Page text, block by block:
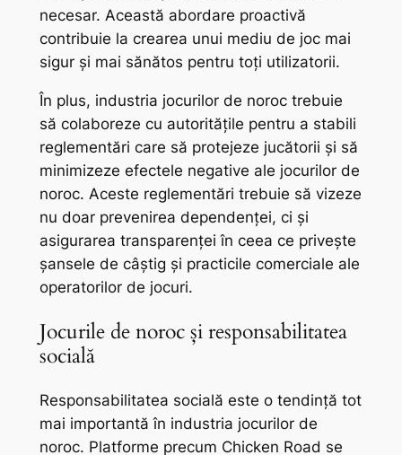
necesar. Această abordare proactivă
contribuie la crearea unui mediu de joc mai
sigur și mai sănătos pentru toți utilizatorii.
În plus, industria jocurilor de noroc trebuie
să colaboreze cu autoritățile pentru a stabili
reglementări care să protejeze jucătorii și să
minimizeze efectele negative ale jocurilor de
noroc. Aceste reglementări trebuie să vizeze
nu doar prevenirea dependenței, ci și
asigurarea transparenței în ceea ce privește
șansele de câștig și practicile comerciale ale
operatorilor de jocuri.
Jocurile de noroc și responsabilitatea
socială
Responsabilitatea socială este o tendință tot
mai importantă în industria jocurilor de
noroc. Platforme precum Chicken Road se